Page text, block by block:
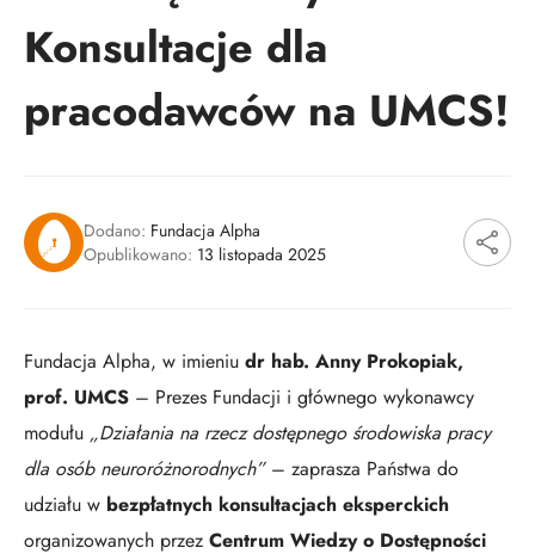
Konsultacje dla
pracodawców na UMCS!
Dodano: Fundacja Alpha
Opublikowano: 13 listopada 2025
Fundacja Alpha, w imieniu dr hab. Anny Prokopiak,
prof. UMCS – Prezes Fundacji i głównego wykonawcy
modułu „Działania na rzecz dostępnego środowiska pracy
dla osób neuroróżnorodnych”– zaprasza Państwa do
udziału w bezpłatnych konsultacjach eksperckich
organizowanych przez Centrum Wiedzy o Dostępności